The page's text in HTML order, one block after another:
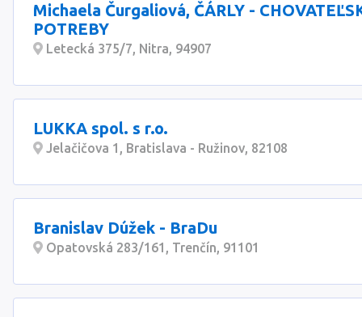
Michaela Čurgaliová, ČÁRLY -
POTREBY
Letecká 375/7, Nitra, 94907
LUKKA spol. s r.o.
Jelačičova 1, Bratislava - Ružinov, 82108
Branislav Dúžek - BraDu
Opatovská 283/161, Trenčín, 91101